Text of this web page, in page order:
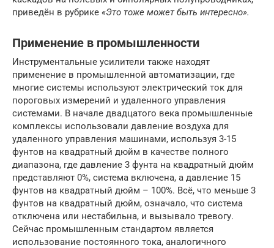
приведён в рубрике «Это тоже может быть интересно».
Применение в промышленности
Инструментальные усилители также находят
применение в промышленной автоматизации, где
многие системы используют электрический ток для
пороговых измерений и удаленного управления
системами. В начале двадцатого века промышленные
комплексы использовали давление воздуха для
удаленного управления машинами, используя 3-15
фунтов на квадратный дюйм в качестве полного
диапазона, где давление 3 фунта на квадратный дюйм
представляют 0%, система включена, а давление 15
фунтов на квадратный дюйм – 100%. Всё, что меньше 3
фунтов на квадратный дюйм, означало, что система
отключена или нестабильна, и вызывало тревогу.
Сейчас промышленным стандартом является
использование постоянного тока, аналогичного